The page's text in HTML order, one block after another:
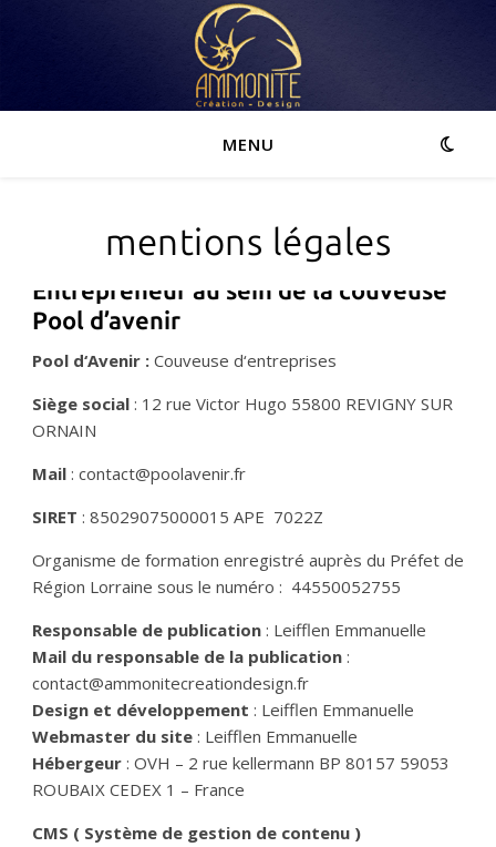
MENU
mentions légales
Entrepreneur au sein de la couveuse
Pool d’avenir
Pool d‘Avenir : Couveuse d‘entreprises
Siège social : 12 rue Victor Hugo 55800 REVIGNY SUR
ORNAIN
Mail : contact@poolavenir.fr
SIRET : 85029075000015 APE 7022Z
Organisme de formation enregistré auprès du Préfet de
Région Lorraine sous le numéro : 44550052755
Responsable de publication : Leifflen Emmanuelle
Mail du responsable de la publication :
contact@ammonitecreationdesign.fr
Design et développement : Leifflen Emmanuelle
Webmaster du site : Leifflen Emmanuelle
Hébergeur : OVH – 2 rue kellermann BP 80157 59053
ROUBAIX CEDEX 1 – France
CMS ( Système de gestion de contenu )